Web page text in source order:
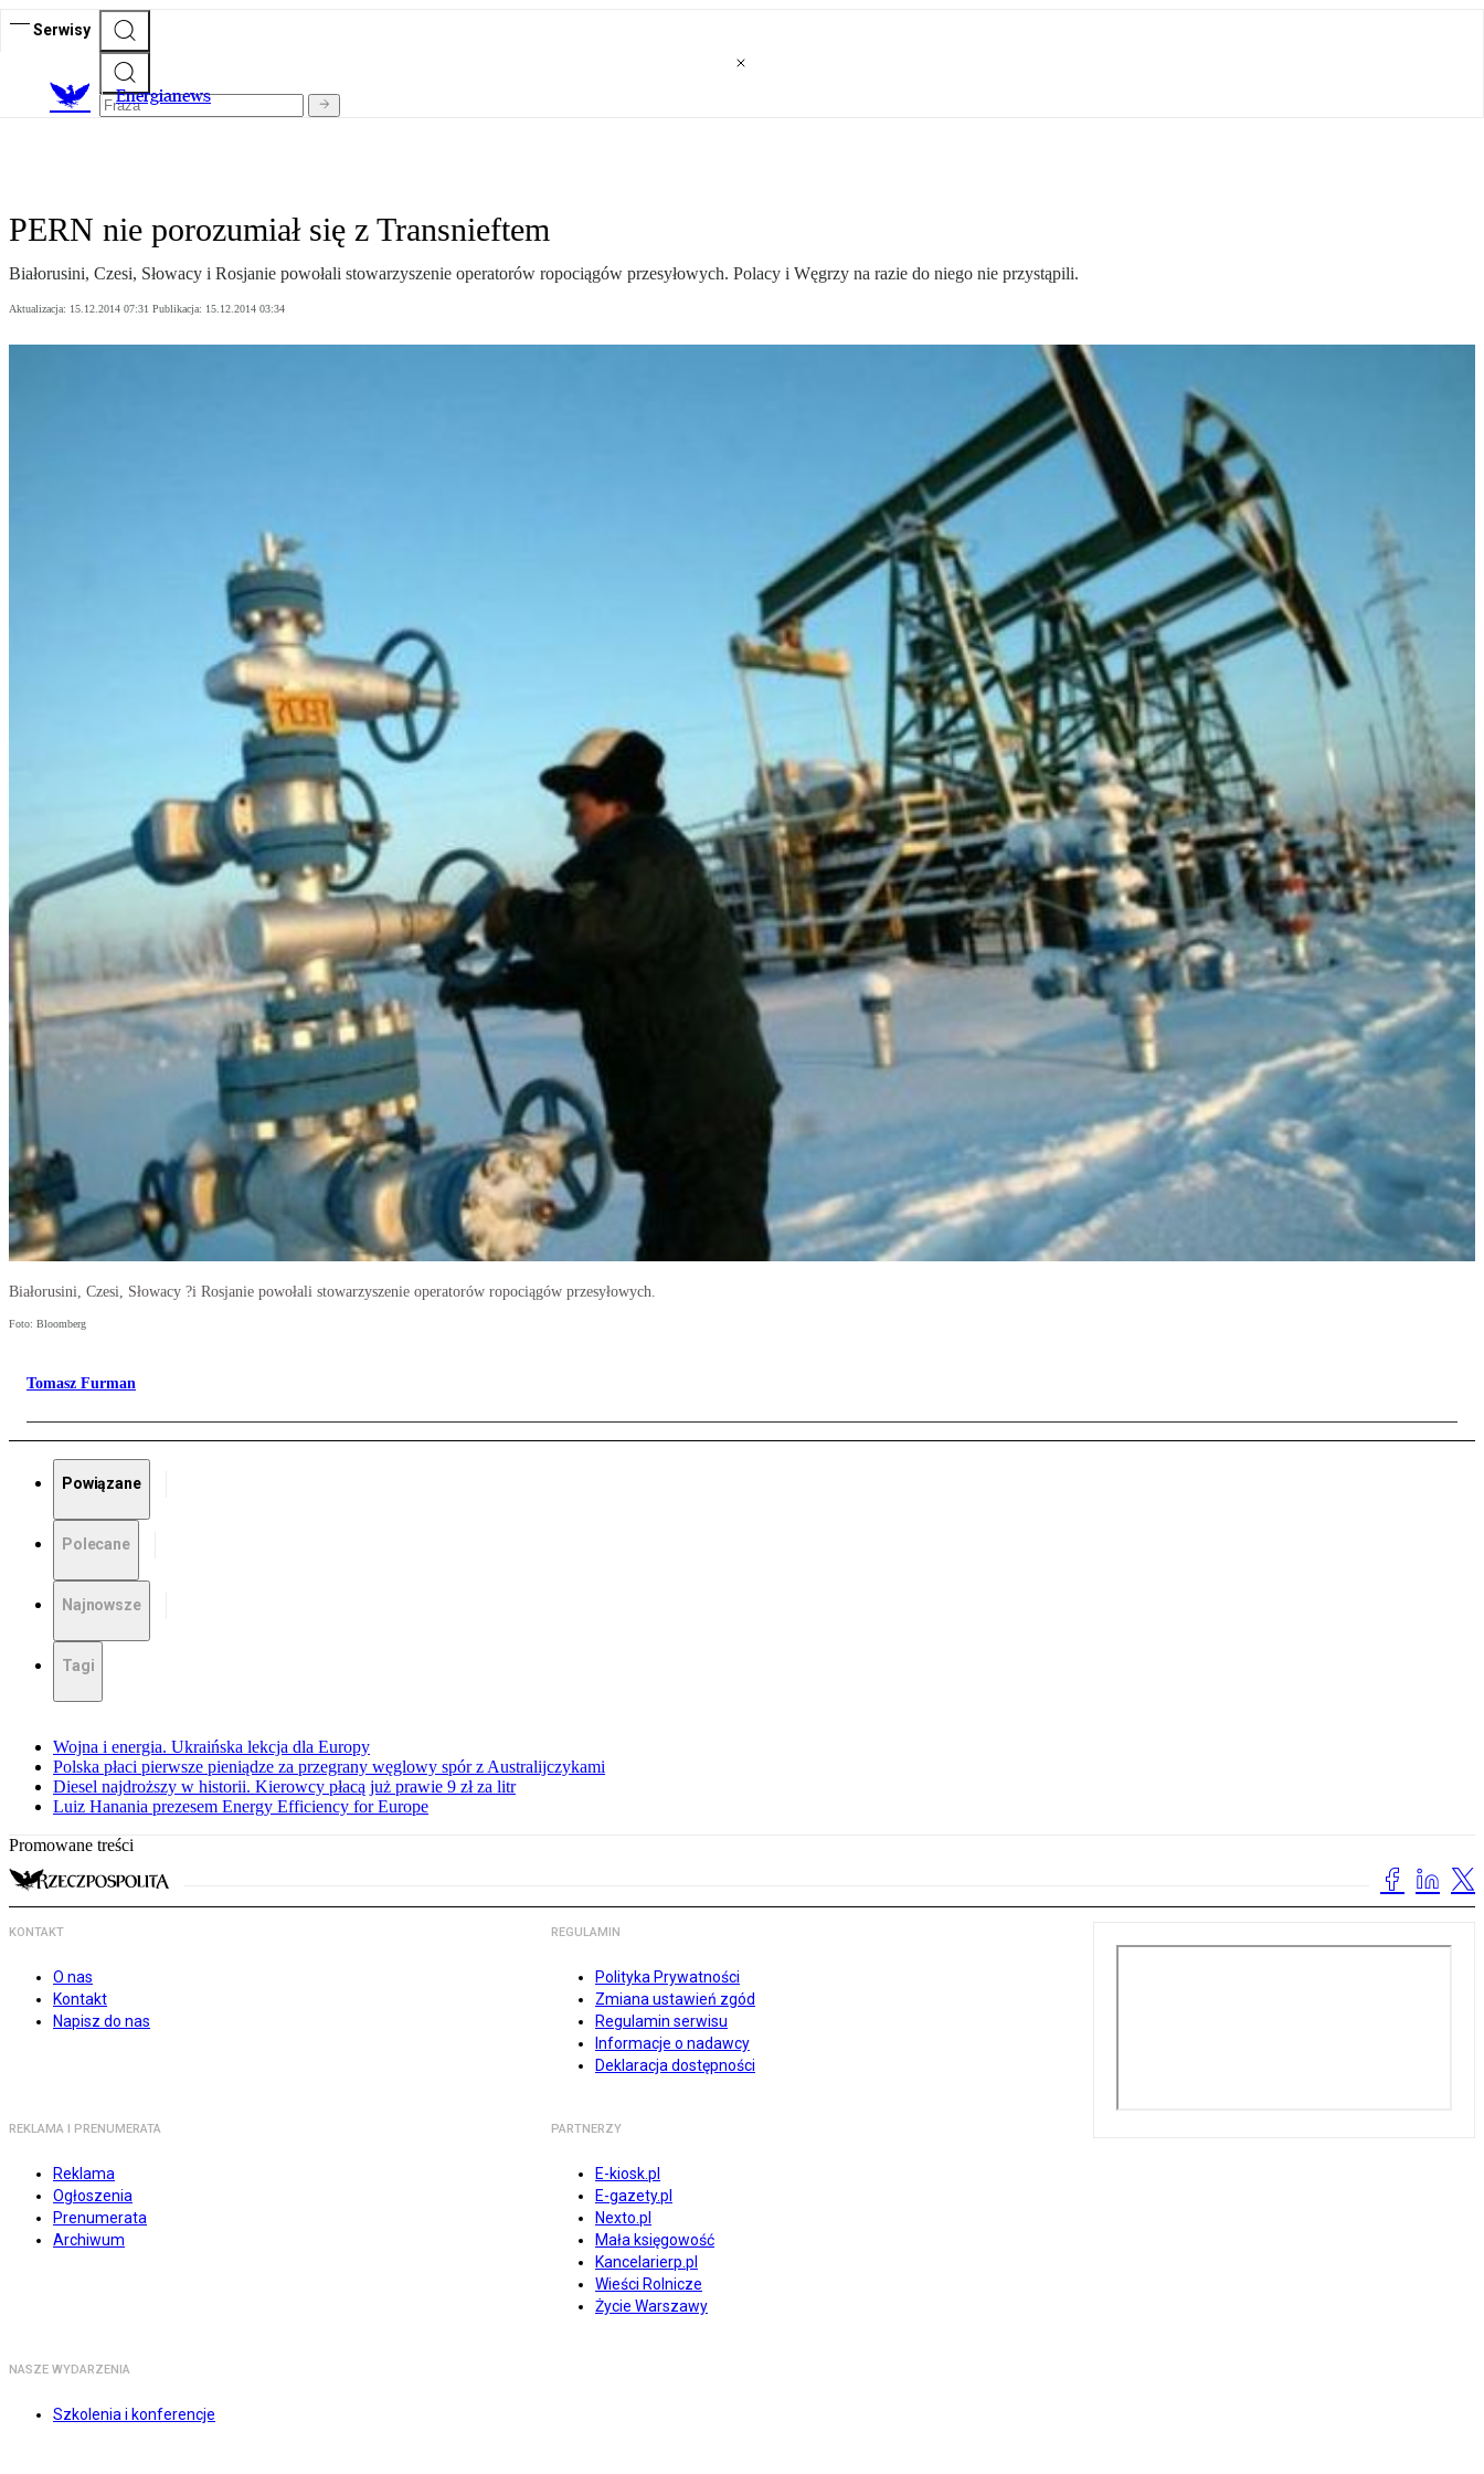
Serwisy
Energianews
PERN nie porozumiał się z Transnieftem
Białorusini, Czesi, Słowacy i Rosjanie powołali stowarzyszenie operatorów ropociągów przesyłowych. Polacy i Węgrzy na razie do niego nie przystąpili.
Aktualizacja: 15.12.2014 07:31 Publikacja: 15.12.2014 03:34
Białorusini, Czesi, Słowacy ?i Rosjanie powołali stowarzyszenie operatorów ropociągów przesyłowych.
Foto: Bloomberg
Tomasz Furman
Powiązane
Polecane
Najnowsze
Tagi
Wojna i energia. Ukraińska lekcja dla Europy
Polska płaci pierwsze pieniądze za przegrany węglowy spór z Australijczykami
Diesel najdroższy w historii. Kierowcy płacą już prawie 9 zł za litr
Luiz Hanania prezesem Energy Efficiency for Europe
Promowane treści
KONTAKT
O nas
Kontakt
Napisz do nas
REGULAMIN
Polityka Prywatności
Zmiana ustawień zgód
Regulamin serwisu
Informacje o nadawcy
Deklaracja dostępności
REKLAMA I PRENUMERATA
Reklama
Ogłoszenia
Prenumerata
Archiwum
PARTNERZY
E-kiosk.pl
E-gazety.pl
Nexto.pl
Mała księgowość
Kancelarierp.pl
Wieści Rolnicze
Życie Warszawy
NASZE WYDARZENIA
Szkolenia i konferencje